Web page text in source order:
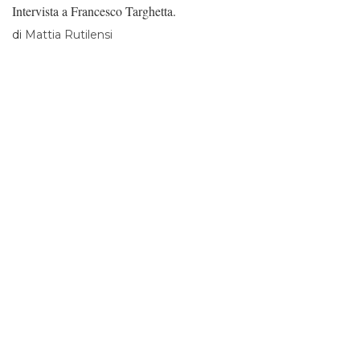
Intervista a Francesco Targhetta.
di Mattia Rutilensi